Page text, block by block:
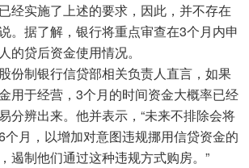
经实施了上述的要求，因此，并不存在
。据了解，银行将重点审查在3个月内申
的贷后资金使用情况。
份制银行信贷部相关负责人直言，如果
用于经营，3个月的时间资金大概率已经
分辨出来。他并表示，“未来不排除会将
月，以增加对意图违规挪用信贷资金的
遏制他们通过这种违规方式购房。”